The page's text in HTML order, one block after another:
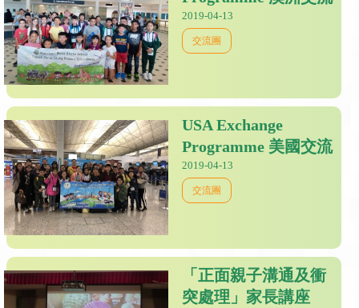
2019-04-13
交流團
USA Exchange
Programme 美國交流
2019-04-13
交流團
「正面親子溝通及衝
突處理」家長講座